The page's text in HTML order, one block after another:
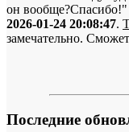
он вообще?Спасибо!"
2026-01-24 20:08:47.
замечательно.
Последние